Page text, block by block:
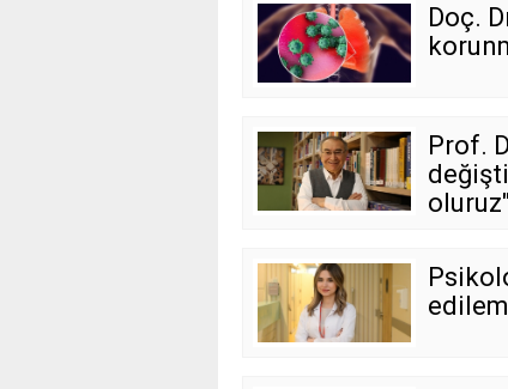
Doç.
Prof.
oluruz"